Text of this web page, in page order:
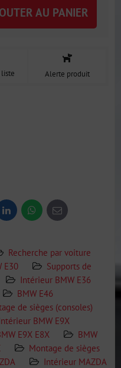
AU PANIER
Alerte produit
LinkedInWhatsApp
E-
mail
Recherche par voiture
E30
Supports de
Intérieur BMW E36
BMW E46
de sièges (consoles)
BMW E9X
E9X E8X
BMW
Montage de sièges
Intérieur MAZDA